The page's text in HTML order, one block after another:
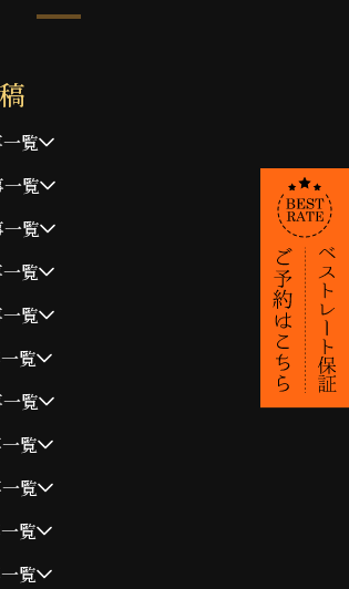
覧
覧
覧
覧
覧
覧
覧
覧
覧
覧
覧